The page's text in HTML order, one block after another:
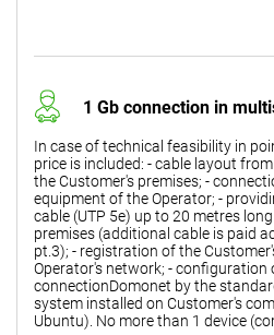
1 Gb connection in
In case of technical feasibility in
price is included: - cable layout
the Customer's premises; -
equipment of the Operator; -
cable (UTP 5e) up to 20 metres
premises (additional cable is paid
pt.3); - registration of the
Operator's network; - configuration
connectionDomonet by the
system installed on Customer's
Ubuntu). No more than 1 device